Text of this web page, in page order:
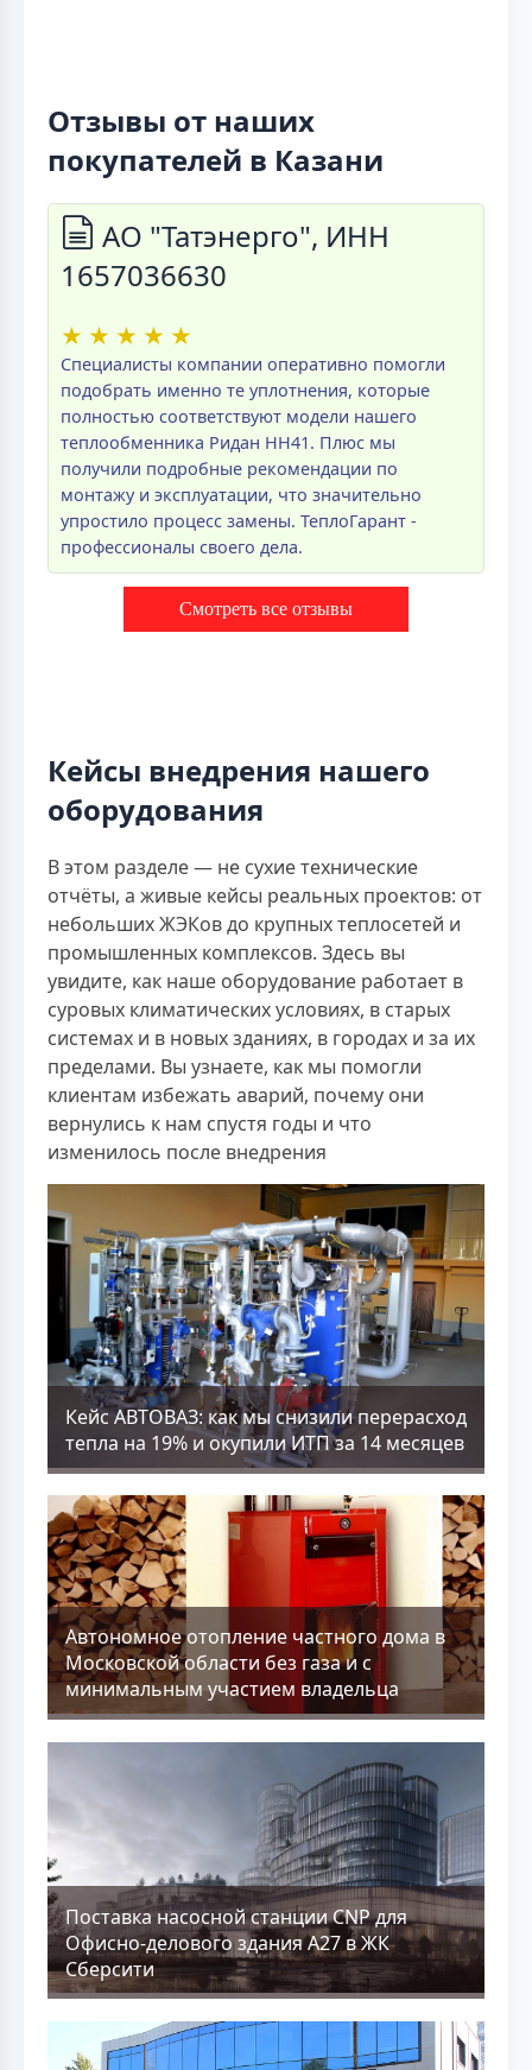
Отзывы от наших
покупателей в Казани
АО "Татэнерго", ИНН
1657036630
★ ★ ★ ★ ★
Специалисты компании оперативно помогли
подобрать именно те уплотнения, которые
полностью соответствуют модели нашего
теплообменника Ридан НН41. Плюс мы
получили подробные рекомендации по
монтажу и эксплуатации, что значительно
упростило процесс замены. ТеплоГарант -
профессионалы своего дела.
Смотреть все отзывы
Кейсы внедрения нашего
оборудования
В этом разделе — не сухие технические
отчёты, а живые кейсы реальных проектов: от
небольших ЖЭКов до крупных теплосетей и
промышленных комплексов. Здесь вы
увидите, как наше оборудование работает в
суровых климатических условиях, в старых
системах и в новых зданиях, в городах и за их
пределами. Вы узнаете, как мы помогли
клиентам избежать аварий, почему они
вернулись к нам спустя годы и что
изменилось после внедрения
Кейс АВТОВАЗ: как мы снизили перерасход
тепла на 19% и окупили ИТП за 14 месяцев
Aвтономное отопление частного дома в
Московской области без газа и с
минимальным участием владельца
Поставка насосной станции CNP для
Офисно-делового здания А27 в ЖК
Сберсити